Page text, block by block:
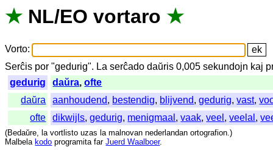
★ NL/EO vortaro ★
Vorto:
Serĉis por "gedurig". La serĉado daŭris 0,005sekundojn kaj
gedurig
daŭra,ofte
daŭra
aanhoudend, bestendig, blijvend,gedurig,vast,
ofte
dikwijls,gedurig, menigmaal ,vaak,veel ,veelal ,
(Bedaŭre, la vortlisto uzas la malnovan nederlandan ortografion.)
Malbela kodo programita far Juerd Waalboer.